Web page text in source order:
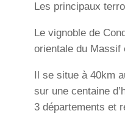
Les principaux
Le vignoble de
orientale du Massif
Il se situe à 40km
sur une centaine
3 départements et